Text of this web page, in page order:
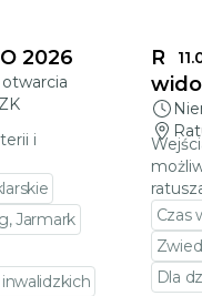
2026
i
Jarmark
Czas
Dla